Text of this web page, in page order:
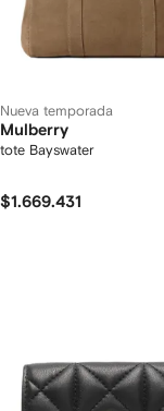
Nueva temporada
Mulberry
tote Bayswater
$1.669.431